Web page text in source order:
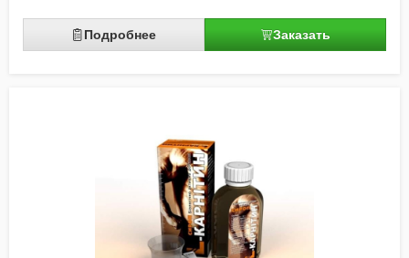
Подробнее Заказать